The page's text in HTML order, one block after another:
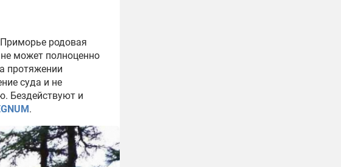
родовая
может полноценно
протяжении
суда и не
Бездействуют и
.